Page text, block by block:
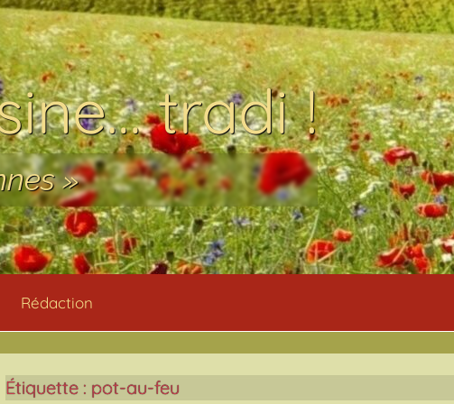
tradi !
»
Rédaction
Étiquette : pot-au-feu